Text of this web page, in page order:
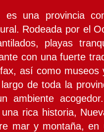
una provincia
Rodeada por el
playas
con una fuerte
así como museos
de toda la
ambiente
rica historia,
mar y montaña, en